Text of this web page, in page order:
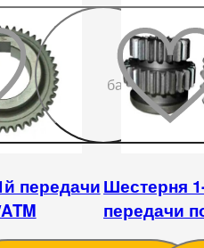
До
бажаного
передачиШестерня
передачи
DW244AHT/